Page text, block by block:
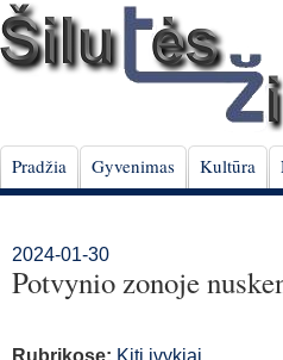
Pradžia Gyvenimas Kultūra
2024-01-30
Potvynio zonoje
Rubrikose: Kiti įvykiai